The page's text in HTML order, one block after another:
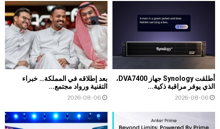
أطلقت Synology جهاز DVA7400،
الذي يوفر مراقبة ذكية...
2026-08-06
بعد إطلاقه في المملكة… خبراء
التقنية ورواد مجتمع...
2026-08-06